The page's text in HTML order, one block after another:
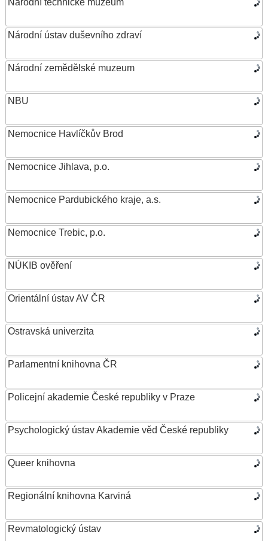
Národní technické muzeum
Národní ústav duševního zdraví
Národní zemědělské muzeum
NBU
Nemocnice Havlíčkův Brod
Nemocnice Jihlava, p.o.
Nemocnice Pardubického kraje, a.s.
Nemocnice Trebic, p.o.
NÚKIB ověření
Orientální ústav AV ČR
Ostravská univerzita
Parlamentní knihovna ČR
Policejní akademie České republiky v Praze
Psychologický ústav Akademie věd České republiky
Queer knihovna
Regionální knihovna Karviná
Revmatologický ústav